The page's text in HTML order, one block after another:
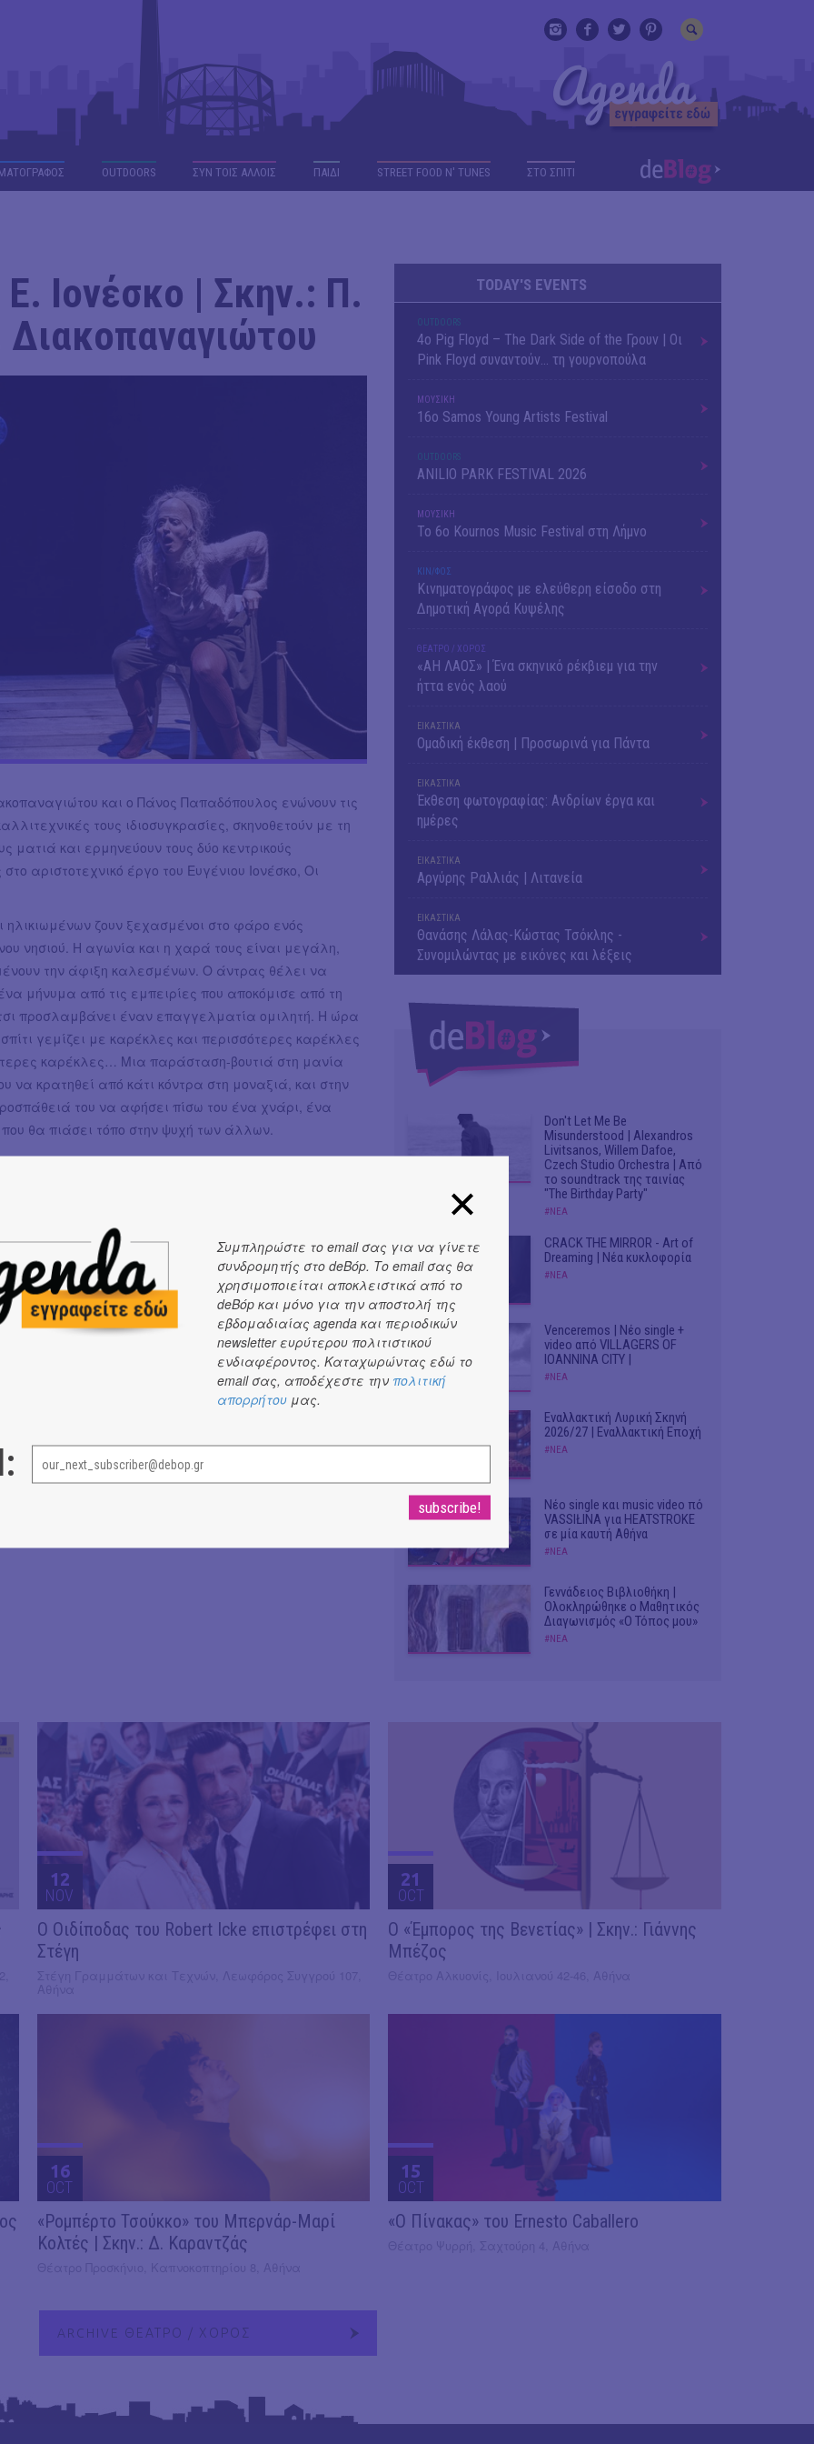
OUTDΟORS ΣΥΝ ΤΟΙΣ ΑΛΛΟΙΣ ΠΑΙΔΙ STREET FOOD N' TUNES ΣΤΟ ΣΠΙΤΙ
Ιονέσκο | Σκην.: Π.
και ο Πάνος Παπαδόπουλος ενώνουν τις
τους ιδιοσυγκρασίες, σκηνοθετούν με τη
ματιά και ερμηνεύουν τους δύο κεντρικούς
αριστοτεχνικό έργο του Ευγένιου Ιονέσκο, Οι
ηλικιωμένων ζουν ξεχασμένοι στο φάρο ενός
νησιού. Η αγωνία και η χαρά τους είναι μεγάλη,
την άφιξη καλεσμένων. Ο άντρας θέλει να
μήνυμα από τις εμπειρίες που αποκόμισε από τη
προσλαμβάνει έναν επαγγελματία ομιλητή. Η ώρα
γεμίζει με καρέκλες και περισσότερες καρέκλες
καρέκλες… Μια παράσταση-βουτιά στη μανία
να κρατηθεί από κάτι κόντρα στη μοναξιά, και στην
του να αφήσει πίσω του ένα χνάρι, ένα
θα πιάσει τόπο στην ψυχή των άλλων.
Πάνος Παπαδόπουλος, Μαρία Διακοπαναγιώτου
Κωνσταντίνος Σκουρλέτης
Βενετία Λονγκ
φωτισμών Νίκος Βλασόπουλος
Τριανταφύλλου
Διακοπαναγιώτου, Πάνος Παπαδόπουλος, Νίκος
TODAY'S EVENTS
OUTDΟORS
4ο Pig Floyd – The Dark Side of the Γρουν | Οι
Pink Floyd συναντούν… τη γουρνοπούλα
ΜΟΥΣΙΚΗ
16o Samos Young Artists Festival
OUTDΟORS
ANILIO PARK FESTIVAL 2026
ΜΟΥΣΙΚΗ
Το 6ο Kournos Music Festival στη Λήμνο
ΚΙΝ/ΦΟΣ
Κινηματογράφος με ελεύθερη είσοδο στη
Δημοτική Αγορά Κυψέλης
ΘΕΑΤΡΟ / ΧΟΡΟΣ
«ΑΗ ΛΑΟΣ» | Ένα σκηνικό ρέκβιεμ για την
ήττα ενός λαού
ΕΙΚΑΣΤΙΚΑ
Ομαδική έκθεση | Προσωρινά για Πάντα
ΕΙΚΑΣΤΙΚΑ
Έκθεση φωτογραφίας: Ανδρίων έργα και
ημέρες
ΕΙΚΑΣΤΙΚΑ
Αργύρης Ραλλιάς | Λιτανεία
ΕΙΚΑΣΤΙΚΑ
Θανάσης Λάλας-Κώστας Τσόκλης -
Συνομιλώντας με εικόνες και λέξεις
Don't Let Me Be
Misunderstood | Alexandros
Livitsanos, Willem Dafoe,
Czech Studio Orchestra | Από
το soundtrack της ταινίας
"The Birthday Party"
#ΝΕΑ
CRACK THE MIRROR - Art of
Dreaming | Νέα κυκλοφορία
#ΝΕΑ
Venceremos | Νέο single +
video από VILLAGERS OF
IOANNINA CITY |
#ΝΕΑ
Εναλλακτική Λυρική Σκηνή
2026/27 | Εναλλακτική Εποχή
#ΝΕΑ
Νέο single και music video πό
VASSIŁINA για HEATSTROKE
σε μία καυτή Αθήνα
#ΝΕΑ
Γεννάδειος Βιβλιοθήκη |
Ολοκληρώθηκε ο Μαθητικός
Διαγωνισμός «Ο Τόπος μου»
#ΝΕΑ
12
NOV
O Οιδίποδας του Robert Icke επιστρέφει στη
Στέγη
21
OCT
Ο «Έμπορος της Βενετίας» | Σκην.: Γιάννης
Μπέζος
16
OCT
«Ρομπέρτο Τσούκκο» του Μπερνάρ-Μαρί
Κολτές | Σκην.: Δ. Καραντζάς
15
OCT
«Ο Πίνακας» του Ernesto Caballero
ARCHIVE ΘΕΑΤΡΟ / ΧΟΡΟΣ
Συμπληρώστε το email σας για να γίνετε
συνδρομητής στο deBόp. Το email σας θα
χρησιμοποιείται αποκλειστικά από το
deBόp και μόνο για την αποστολή της
εβδομαδιαίας agenda και περιοδικών
newsletter ευρύτερου πολιτιστικού
ενδιαφέροντος. Καταχωρώντας εδώ το
email σας, αποδέχεστε την πολιτική
απορρήτου μας.